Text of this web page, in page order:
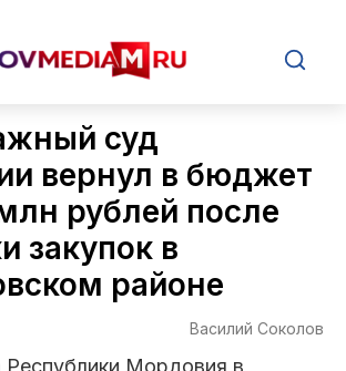
суд
вернул в бюджет
рублей после
закупок в
районе
Василий Соколов
Республики Мордовия в